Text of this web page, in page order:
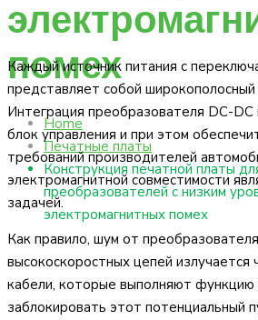
помех
Home
Печатные платы
Конструкция печатной платы
преобразователей с низким
электромагнитных помех
Каждый источник питания с
представляет собой широкополосный
Интеграция преобразователя DC-
блок управления и при этом
требований производителей
электромагнитной совместимости
задачей.
Как правило, шум от
высокоскоростных цепей
кабели, которые выполняют
заблокировать этот потенциальный